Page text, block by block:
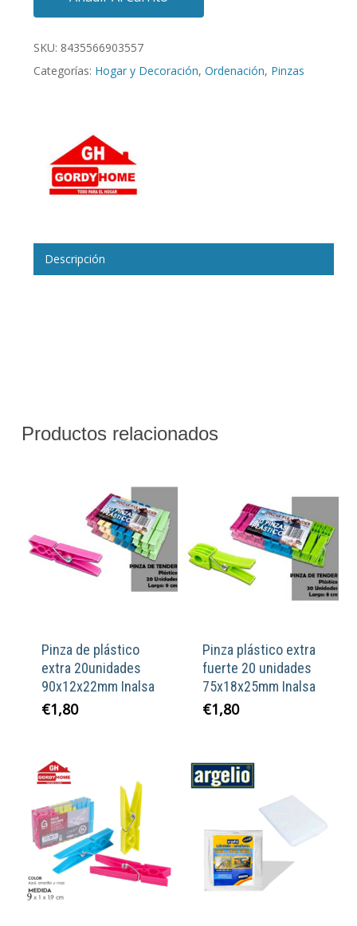
SKU: 8435566903557
Categorías: Hogar y Decoración, Ordenación, Pinzas
Descripción
Productos relacionados
Pinza de plástico
extra 20unidades
90x12x22mm Inalsa
€1,80
Pinza plástico extra
fuerte 20 unidades
75x18x25mm Inalsa
€1,80